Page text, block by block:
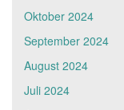
Oktober 2024
September 2024
August 2024
Juli 2024